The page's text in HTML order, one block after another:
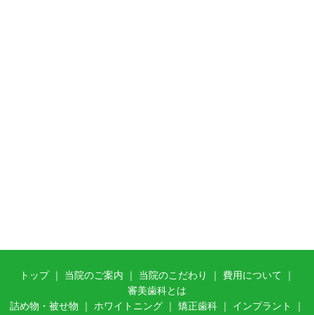
トップ｜ 当院のご案内 ｜ 当 院のこだわり ｜ 費用について ｜
審美歯科とは
詰め物・被せ物 ｜ ホワイトニング ｜ 矯正歯科 ｜ インプラント ｜